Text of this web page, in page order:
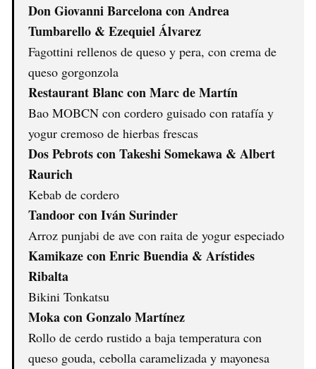
Don Giovanni Barcelona con Andrea
Tumbarello & Ezequiel Álvarez
Fagottini rellenos de queso y pera, con crema de
queso gorgonzola
Restaurant Blanc con Marc de Martín
Bao MOBCN con cordero guisado con ratafía y
yogur cremoso de hierbas frescas
Dos Pebrots con Takeshi Somekawa & Albert
Raurich
Kebab de cordero
Tandoor con Iván Surinder
Arroz punjabi de ave con raita de yogur especiado
Kamikaze con Enric Buendia & Arístides
Ribalta
Bikini Tonkatsu
Moka con Gonzalo Martínez
Rollo de cerdo rustido a baja temperatura con
queso gouda, cebolla caramelizada y mayonesa